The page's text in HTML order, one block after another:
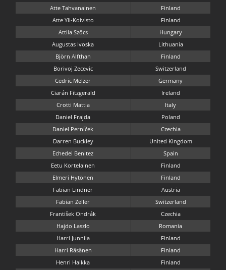
Atte Tahvanainen
Finland
Atte Yli-Koivisto
Finland
Attila Szőcs
Hungary
Augustas Ivoska
Lithuania
Björn Alfthan
Finland
Borivoj Zecevic
Switzerland
Cedric Melzer
Germany
Ciarán Fitzgerald
Ireland
Crotti Mattia
Italy
Daniel Frajda
Poland
Daniel Perníček
Czechia
Darren Buckley
United Kingdom
Echedei Benitez
Spain
Eetu Kortelainen
Finland
Elmeri Hytönen
Finland
Fabian Lindner
Austria
Fabian Zeller
Switzerland
František Ondrák
Czechia
Hajdo Laszlo
Romania
Harri Junnila
Finland
Harri Räsänen
Finland
Henri Haikka
Finland